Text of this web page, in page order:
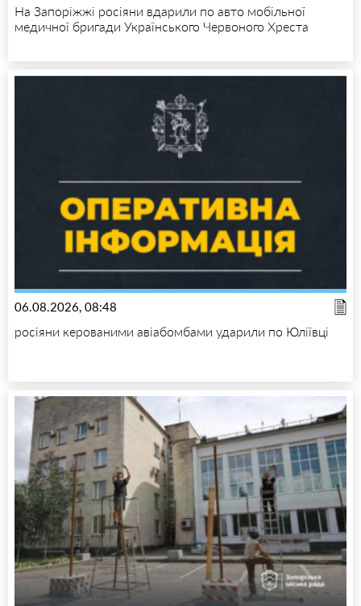
На Запоріжжі росіяни вдарили по авто мобільної
медичної бригади Українського Червоного Хреста
06.08.2026, 08:48
росіяни керованими авіабомбами ударили по Юліївці